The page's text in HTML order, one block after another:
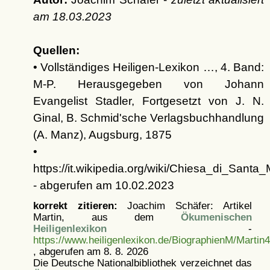
am 18.03.2023
Quellen:
• Vollständiges Heiligen-Lexikon …, 4. Band:
M-P. Herausgegeben von Johann
Evangelist Stadler, Fortgesetzt von J. N.
Ginal, B. Schmid'sche Verlagsbuchhandlung
(A. Manz), Augsburg, 1875
•
https://it.wikipedia.org/wiki/
- abgerufen am 10.02.2023
korrekt zitieren: Joachim Schäfer: Artikel
Martin, aus dem Ökumenischen
Heiligenlexikon-
https://www.heiligenlexikon.de/BiographienM/
, abgerufen am 8. 8. 2026
Die Deutsche Nationalbibliothek verzeichnet das